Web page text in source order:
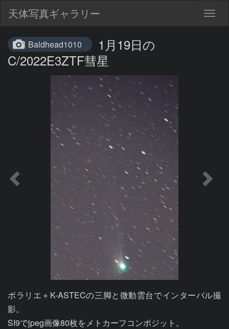
天体写真ギャラリー
Baldhead1010
1月19日の
C/2022E3ZTF彗星
ポラリエ＋K-ASTECの三脚と微動雲台でインターバル撮
影。
SI9でjpeg画像80枚をメトカーフコンポジット。